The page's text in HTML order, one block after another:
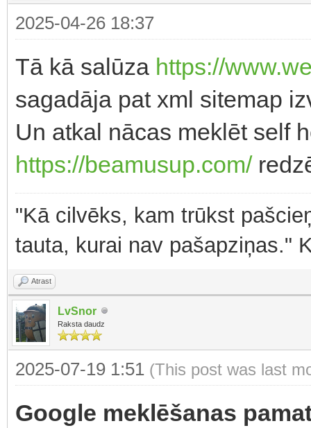
2025-04-26 18:37
Tā kā salūza https://
sagadāja pat xml sitemap
Un atkal nācas meklēt self
https://beamusup.com/
"Kā cilvēks, kam trūkst
tauta, kurai nav pašapziņas."
Atrast
LvSnor
Raksta daudz
2025-07-19 1:51 (This post was last
Google meklēšanas